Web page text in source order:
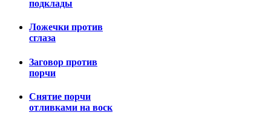
подклады
Ложечки против
сглаза
Заговор против
порчи
Снятие порчи
отливками на воск